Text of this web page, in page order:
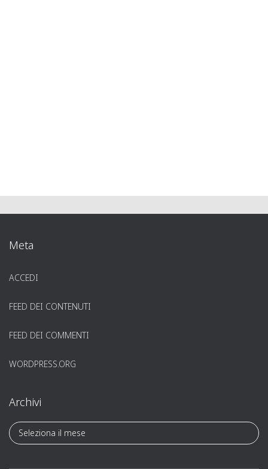
Meta
ACCEDI
FEED DEI CONTENUTI
FEED DEI COMMENTI
WORDPRESS.ORG
Archivi
A
r